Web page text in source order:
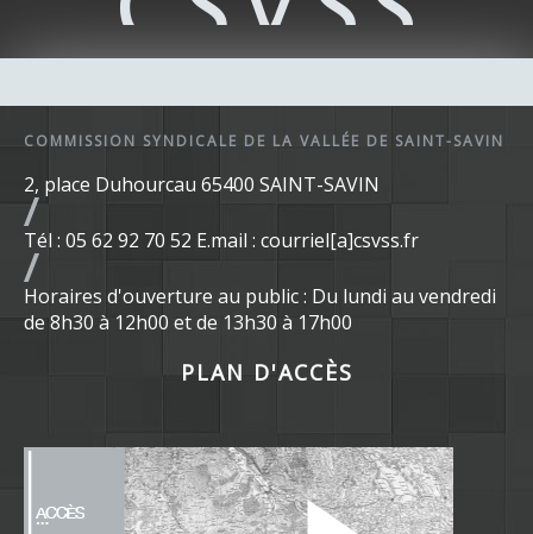
COMMISSION SYNDICALE DE LA VALLÉE DE SAINT-SAVIN
2, place Duhourcau 65400 SAINT-SAVIN
Tél : 05 62 92 70 52 E.mail : courriel[a]csvss.fr
Horaires d'ouverture au public : Du lundi au vendredi
de 8h30 à 12h00 et de 13h30 à 17h00
PLAN D'ACCÈS